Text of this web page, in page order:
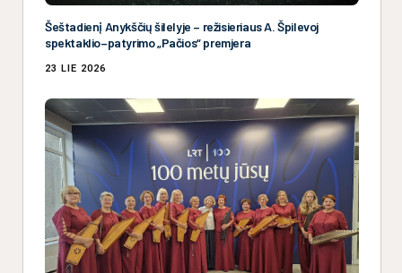
Šeštadienį Anykščių šilelyje – režisieriaus A. Špilevoj
spektaklio–patyrimo „Pačios“ premjera
23 LIE 2026